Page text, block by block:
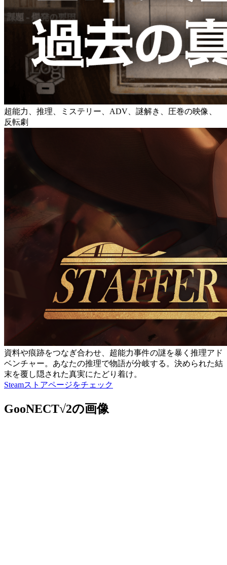
超能力、推理、ミステリー、ADV、謎解き、圧巻の映像、
反転劇
資料や痕跡をつなぎ合わせ、超能力事件の謎を暴く推理アド
ベンチャー。あなたの推理で物語が分岐する。決められた結
末を覆し隠された真実にたどり着け。
Steamストアページをチェック
GooNECT√2の画像